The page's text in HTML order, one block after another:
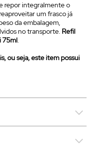
repor integralmente o
um frasco já
da embalagem,
no transporte. Refil
75ml.
ou seja, este item possui